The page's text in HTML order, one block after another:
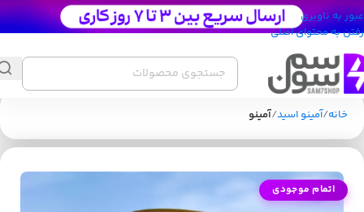
عبور به ناوبری
رفتن به محتوای اصلی
خانه آمینو اسید آمینو
اتمام موجودی